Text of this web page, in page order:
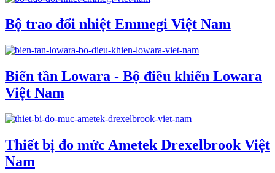
Bộ trao đổi nhiệt Emmegi Việt Nam
Biến tần Lowara - Bộ điều khiển Lowara
Việt Nam
Thiết bị đo mức Ametek Drexelbrook Việt
Nam